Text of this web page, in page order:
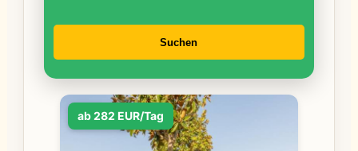
Suchen
ab 282 EUR/Tag